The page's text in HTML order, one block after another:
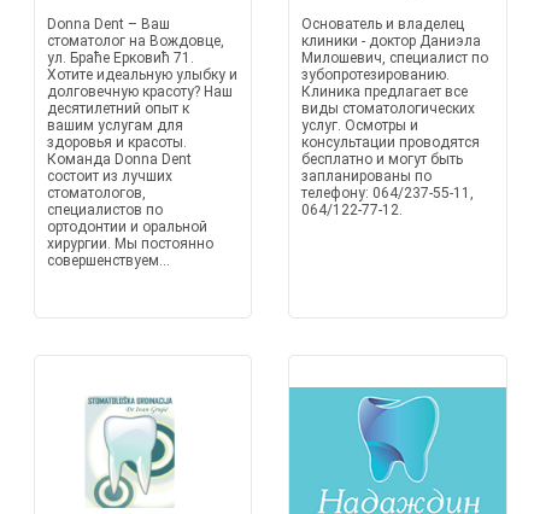
Donna Dent – Ваш
стоматолог на Вождовце,
ул. Браће Ерковић 71.
Хотите идеальную улыбку и
долговечную красоту? Наш
десятилетний опыт к
вашим услугам для
здоровья и красоты.
Команда Donna Dent
состоит из лучших
стоматологов,
специалистов по
ортодонтии и оральной
хирургии. Мы постоянно
совершенствуем...
Основатель и владелец
клиники - доктор Даниэла
Милошевич, специалист по
зубопротезированию.
Клиника предлагает все
виды стоматологических
услуг. Осмотры и
консультации проводятся
бесплатно и могут быть
запланированы по
телефону: 064/237-55-11,
064/122-77-12.